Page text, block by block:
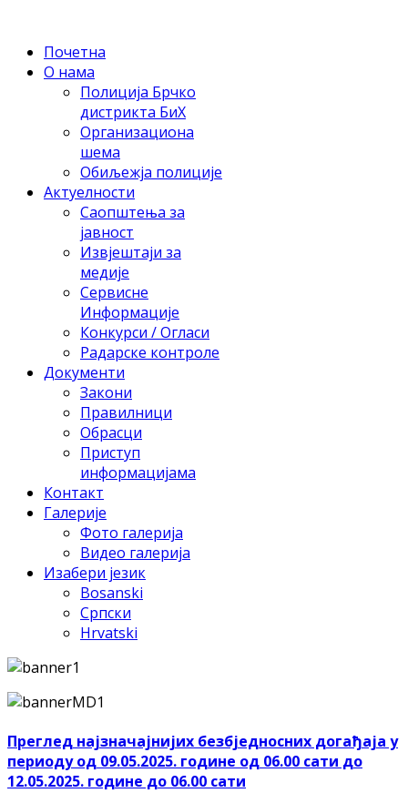
Почетна
О нама
Полиција Брчко
дистрикта БиХ
Организациона
шема
Обиљежја полиције
Актуелности
Саопштења за
јавност
Извјештаји за
медије
Сервисне
Информације
Конкурси / Огласи
Радарске контроле
Документи
Закони
Правилници
Обрасци
Приступ
информацијама
Контакт
Галерије
Фото галерија
Видео галерија
Изабери језик
Bosanski
Српски
Hrvatski
Преглед најзначајнијих безбједносних догађаја у
периоду од 09.05.2025. године од 06.00 сати до
12.05.2025. године до 06.00 сати